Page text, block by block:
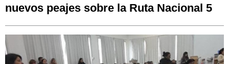
nuevos peajes sobre la Ruta Nacional 5